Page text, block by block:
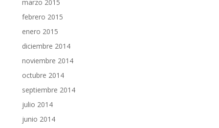
marzo 2015
febrero 2015
enero 2015
diciembre 2014
noviembre 2014
octubre 2014
septiembre 2014
julio 2014
junio 2014